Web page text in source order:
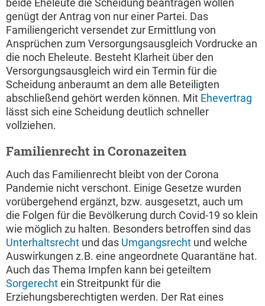
genügt der Antrag von nur einer Partei. Das
Familiengericht versendet zur Ermittlung von
Ansprüchen zum Versorgungsausgleich Vordrucke an
die noch Eheleute. Besteht Klarheit über den
Versorgungsausgleich wird ein Termin für die
Scheidung anberaumt an dem alle Beteiligten
abschließend gehört werden können. Mit Ehevertrag
lässt sich eine Scheidung deutlich schneller
vollziehen.
Familienrecht in Coronazeiten
Auch das Familienrecht bleibt von der Corona
Pandemie nicht verschont. Einige Gesetze wurden
vorübergehend ergänzt, bzw. ausgesetzt, auch um
die Folgen für die Bevölkerung durch Covid-19 so klein
wie möglich zu halten. Besonders betroffen sind das
Unterhaltsrecht und das Umgangsrecht und welche
Auswirkungen z.B. eine angeordnete Quarantäne hat.
Auch das Thema Impfen kann bei geteiltem
Sorgerechtein Streitpunkt für die
Erziehungsberechtigten werden. Der Rat eines